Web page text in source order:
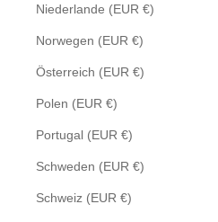
Niederlande (EUR €)
Norwegen (EUR €)
Österreich (EUR €)
Polen (EUR €)
Portugal (EUR €)
Schweden (EUR €)
Schweiz (EUR €)